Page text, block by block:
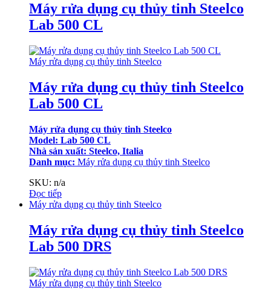
Máy rửa dụng cụ thủy tinh Steelco
Lab 500 CL
Máy rửa dụng cụ thủy tinh Steelco
Máy rửa dụng cụ thủy tinh Steelco
Lab 500 CL
Máy rửa dụng cụ thủy tinh Steelco
Model: Lab 500 CL
Nhà sản xuất: Steelco, Italia
Danh mục: Máy rửa dụng cụ thủy tinh Steelco
SKU: n/a
Đọc tiếp
Máy rửa dụng cụ thủy tinh Steelco
Máy rửa dụng cụ thủy tinh Steelco
Lab 500 DRS
Máy rửa dụng cụ thủy tinh Steelco